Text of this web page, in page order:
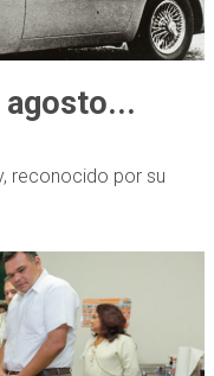
agosto...
reconocido por su